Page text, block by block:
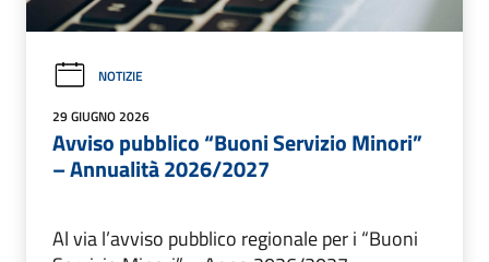
NOTIZIE
29 GIUGNO 2026
Avviso pubblico “Buoni Servizio Minori”
– Annualità 2026/2027
Al via l’avviso pubblico regionale per i “Buoni